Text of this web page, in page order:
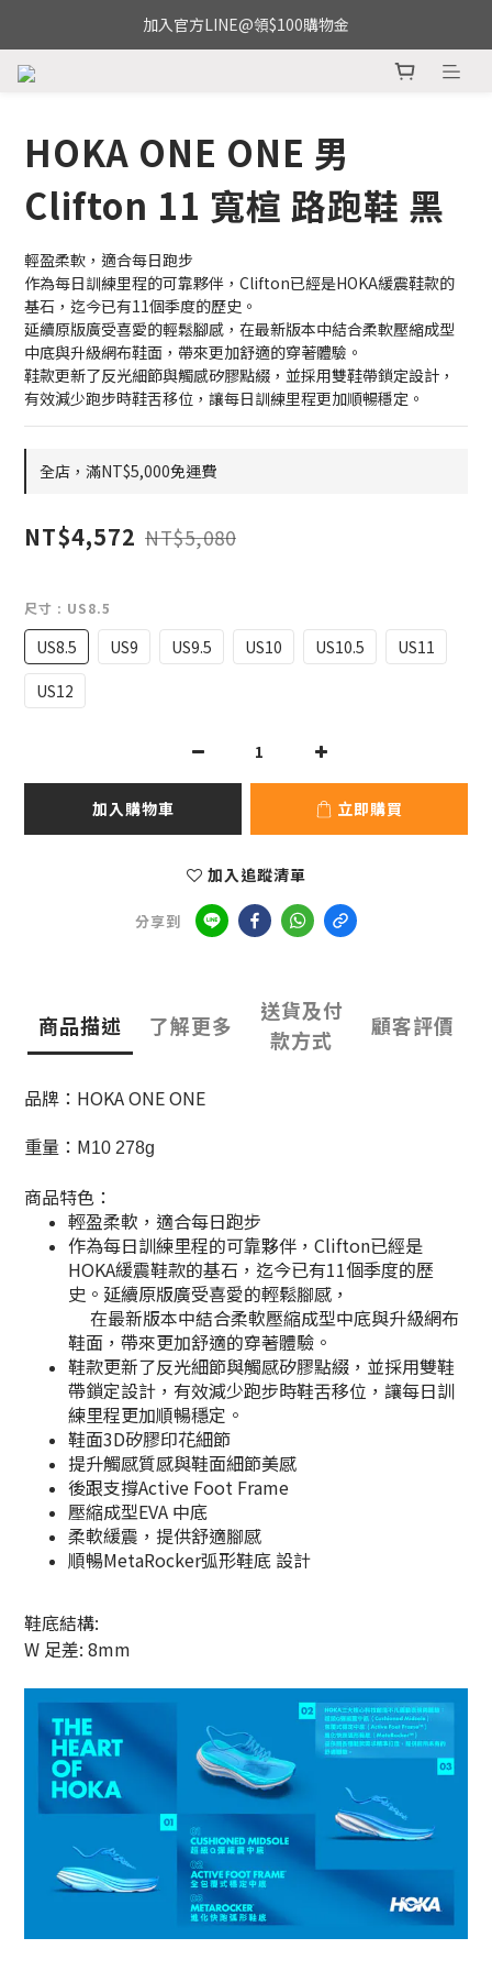
加入官方LINE@領$100購物金
HOKA ONE ONE 男
Clifton 11 寬楦 路跑鞋 黑
輕盈柔軟，適合每日跑步
作為每日訓練里程的可靠夥伴，Clifton已經是HOKA緩震鞋款的
基石，迄今已有11個季度的歷史。
延續原版廣受喜愛的輕鬆腳感，在最新版本中結合柔軟壓縮成型
中底與升級網布鞋面，帶來更加舒適的穿著體驗。
鞋款更新了反光細節與觸感矽膠點綴，並採用雙鞋帶鎖定設計，
有效減少跑步時鞋舌移位，讓每日訓練里程更加順暢穩定。
全店，滿NT$5,000免運費
NT$4,572 NT$5,080
尺寸 : US8.5
US8.5 US9 US9.5 US10 US10.5
US11
US12
加入購物車 立即購買
加入追蹤清單
分享到
商品描述 了解更多
送貨及付
款方式
顧客評價
品牌：HOKA ONE ONE
重量：M10 278g
商品特色：
輕盈柔軟，適合每日跑步
作為每日訓練里程的可靠夥伴，Clifton已經是
HOKA緩震鞋款的基石，迄今已有11個季度的歷
史。延續原版廣受喜愛的輕鬆腳感，
在最新版本中結合柔軟壓縮成型中底與升級網布
鞋面，帶來更加舒適的穿著體驗。
鞋款更新了反光細節與觸感矽膠點綴，並採用雙鞋
帶鎖定設計，有效減少跑步時鞋舌移位，讓每日訓
練里程更加順暢穩定。
鞋面3D矽膠印花細節
提升觸感質感與鞋面細節美感
後跟支撐Active Foot Frame
壓縮成型EVA 中底
柔軟緩震，提供舒適腳感
順暢MetaRocker弧形鞋底 設計
鞋底結構:
W 足差: 8mm